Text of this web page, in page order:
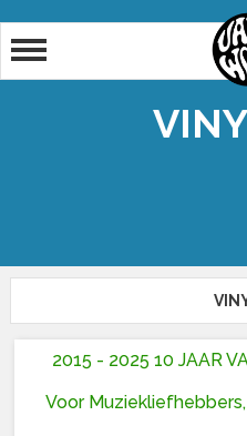
2015 - 2025 10 JAAR
Voor